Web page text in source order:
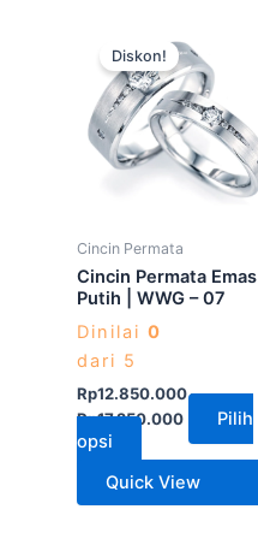
Diskon!
Cincin Permata
Cincin Permata Emas
Putih | WWG – 07
Dinilai 0
dari 5
Rp12.850.000–
Rp17.250.000
Pilih
opsi
ini
memiliki
beberapa
varian.
Pilihan
di
halaman
Quick View